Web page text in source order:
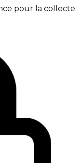
pour la collecte